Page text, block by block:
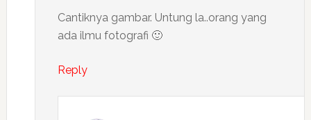
Cantiknya gambar. Untung la..orang yang
ada ilmu fotografi 🙂
Reply